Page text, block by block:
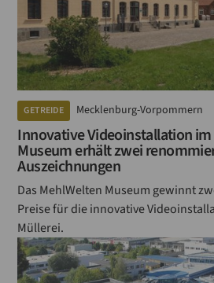
GETREIDE Mecklenburg-Vorpommern
Innovative Videoinstallation
Museum erhält zwei
Auszeichnungen
Das MehlWelten Museum gewinnt
Preise für die innovative
Müllerei.